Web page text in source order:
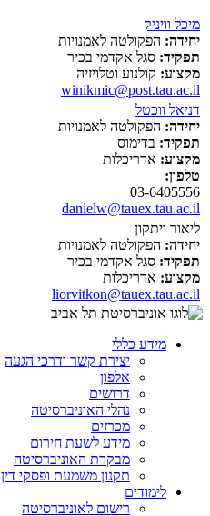
מיכל וויניק
יחידה: הפקולטה לאמנויות
תפקיד: סגל אקדמי בכיר
מקצוע: קולנוע וטלויזיה
winikmic@post.tau.ac.il
דניאל ווכטל
יחידה: הפקולטה לאמנויות
תפקיד: בדימוס
מקצוע: אדריכלות
טלפון:
03-6405556
danielw@tauex.tau.ac.il
ליאור ויתקון
יחידה: הפקולטה לאמנויות
תפקיד: סגל אקדמי בכיר
מקצוע: אדריכלות
liorvitkon@tauex.tau.ac.il
מידע כללי
יצירת קשר ודרכי הגעה
אלפון
דרושים
נהלי האוניברסיטה
מכרזים
מידע לשעת חירום
מבקרת האוניברסיטה
תקנון משמעת ופסקי דין
לימודים
רישום לאוניברסיטה